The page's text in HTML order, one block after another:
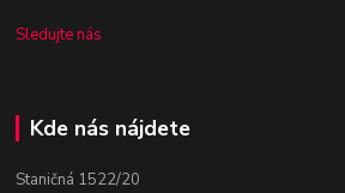
Sledujte nás
Kde nás nájdete
Staničná 1522/20